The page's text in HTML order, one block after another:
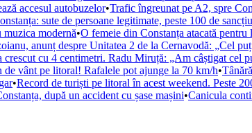
accesul autobuzelor•Trafic îngreunat pe A2, spre
sute de persoane legitimate, peste 100 de
muzica modernă•O femeie din Constanța atacată
anunț despre Unitatea 2 de la Cernavodă: „Cel
cu 4 centimetri. Radu Miruță: „Am câștigat cel
de vânt pe litoral! Rafalele pot ajunge la 70 km/h•
•Record de turiști pe litoral în acest weekend. Peste
după un accident cu șase mașini•Canicula